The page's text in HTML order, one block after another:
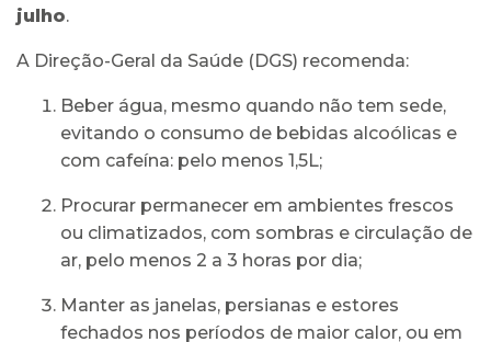
julho.
A Direção-Geral da Saúde (DGS) recomenda:
Beber água, mesmo quando não tem sede,
evitando o consumo de bebidas alcoólicas e
com cafeína: pelo menos 1,5L;
Procurar permanecer em ambientes frescos
ou climatizados, com sombras e circulação de
ar, pelo menos 2 a 3 horas por dia;
Manter as janelas, persianas e estores
fechados nos períodos de maior calor, ou em